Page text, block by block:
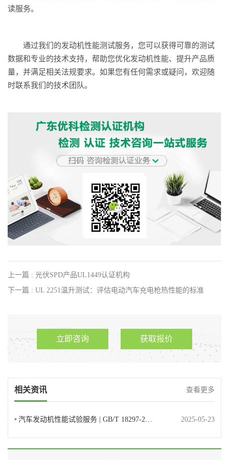
读服务。
通过我们的发动机性能测试服务，您可以获得可靠的测试
数据和专业的技术支持，帮助您优化发动机性能、提升产品质
量，并满足相关法规要求。如果您有任何需求或疑问，欢迎随
时联系我们的技术团队。
上一篇 : 光伏SPD产品UL1449认证机构
下一篇 : UL 2251温升测试：评估电动汽车充电枪热性能的标准
立即咨询 获取报价
相关资讯 查看更多
• 2025-05-23
汽车发动机性能试验服务 | GB/T 18297-2…